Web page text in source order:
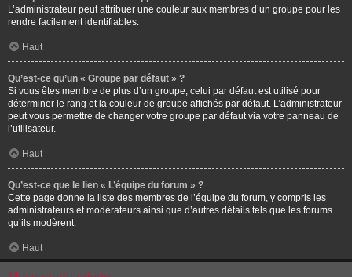
L’administrateur peut attribuer une couleur aux membres d’un groupe pour les
rendre facilement identifiables.
Haut
Qu’est-ce qu’un « Groupe par défaut » ?
Si vous êtes membre de plus d’un groupe, celui par défaut est utilisé pour
déterminer le rang et la couleur de groupe affichés par défaut. L’administrateur
peut vous permettre de changer votre groupe par défaut via votre panneau de
l’utilisateur.
Haut
Qu’est-ce que le lien « L’équipe du forum » ?
Cette page donne la liste des membres de l’équipe du forum, y compris les
administrateurs et modérateurs ainsi que d’autres détails tels que les forums
qu’ils modèrent.
Haut